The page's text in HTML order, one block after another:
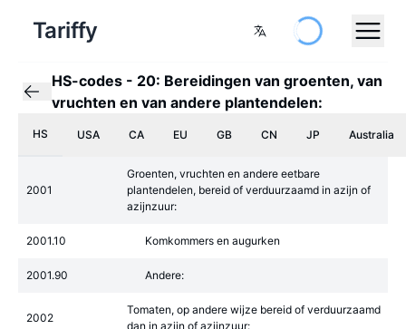
Tariffy
HS-codes - 20: Bereidingen van groenten, van
vruchten en van andere plantendelen:
HS USA CA EU GB CN JP Australia
2001
Groenten, vruchten en andere eetbare
plantendelen, bereid of verduurzaamd in azijn of
azijnzuur:
2001.10 Komkommers en augurken
2001.90 Andere:
2002
Tomaten, op andere wijze bereid of verduurzaamd
dan in azijn of azijnzuur: